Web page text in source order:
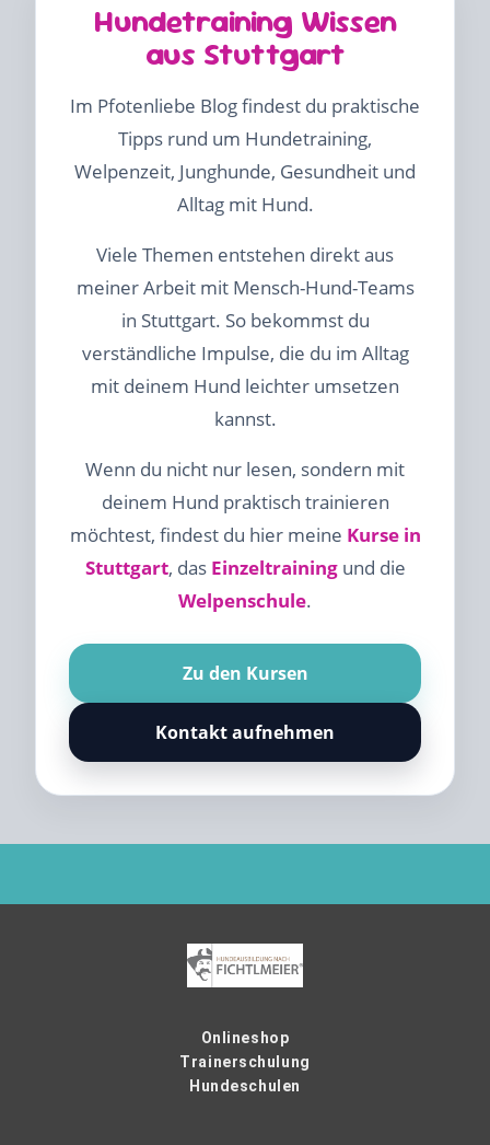
Hundetraining Wissen
aus Stuttgart
Im Pfotenliebe Blog findest du praktische
Tipps rund um Hundetraining,
Welpenzeit, Junghunde, Gesundheit und
Alltag mit Hund.
Viele Themen entstehen direkt aus
meiner Arbeit mit Mensch-Hund-Teams
in Stuttgart. So bekommst du
verständliche Impulse, die du im Alltag
mit deinem Hund leichter umsetzen
kannst.
Wenn du nicht nur lesen, sondern mit
deinem Hund praktisch trainieren
möchtest, findest du hier meine Kurse in
Stuttgart, das Einzeltrainingund die
Welpenschule.
Zu den Kursen
Kontakt aufnehmen
Onlineshop
Trainerschulung
Hundeschulen